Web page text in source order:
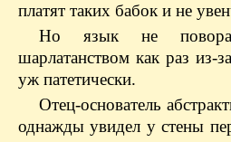
платят таких бабок и не
Но язык не
шарлатанством как раз из-
уж патетически.
Отец-основатель
однажды увидел у стены